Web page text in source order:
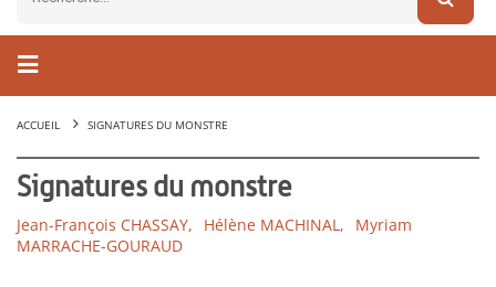
ACCUEIL SIGNATURES DU MONSTRE
Signatures du monstre
Jean-François CHASSAY, Hélène MACHINAL,
Myriam
MARRACHE-GOURAUD